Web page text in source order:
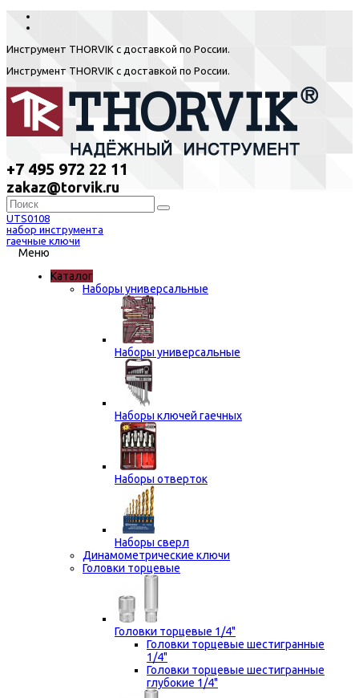
Инструмент THORVIK с доставкой по России.
Инструмент THORVIK с доставкой по России.
+7 495 972 22 11
zakaz@torvik.ru
UTS0108
набор инструмента
гаечные ключи
Меню
Каталог
Наборы универсальные
Наборы универсальные
Наборы ключей гаечных
Наборы отверток
Наборы сверл
Динамометрические ключи
Головки торцевые
Головки торцевые 1/4"
Головки торцевые шестигранные
1/4"
Головки торцевые шестигранные
глубокие 1/4"